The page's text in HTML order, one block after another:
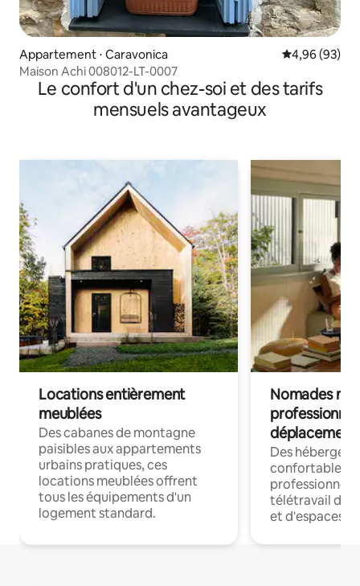
Appartement ⋅ Caravonica Évaluation
4,96 (93)
Maison Achi 008012-LT-0007
Le confort d'un chez-soi et des tarifs
mensuels avantageux
Locations entièrement
meublées
Des cabanes de montagne
paisibles aux appartements
urbains pratiques, ces
locations meublées offrent
tous les équipements d'un
logement standard.
Nomades
déplacement
Des
confortables
professionnels
télétravail
et d'espaces